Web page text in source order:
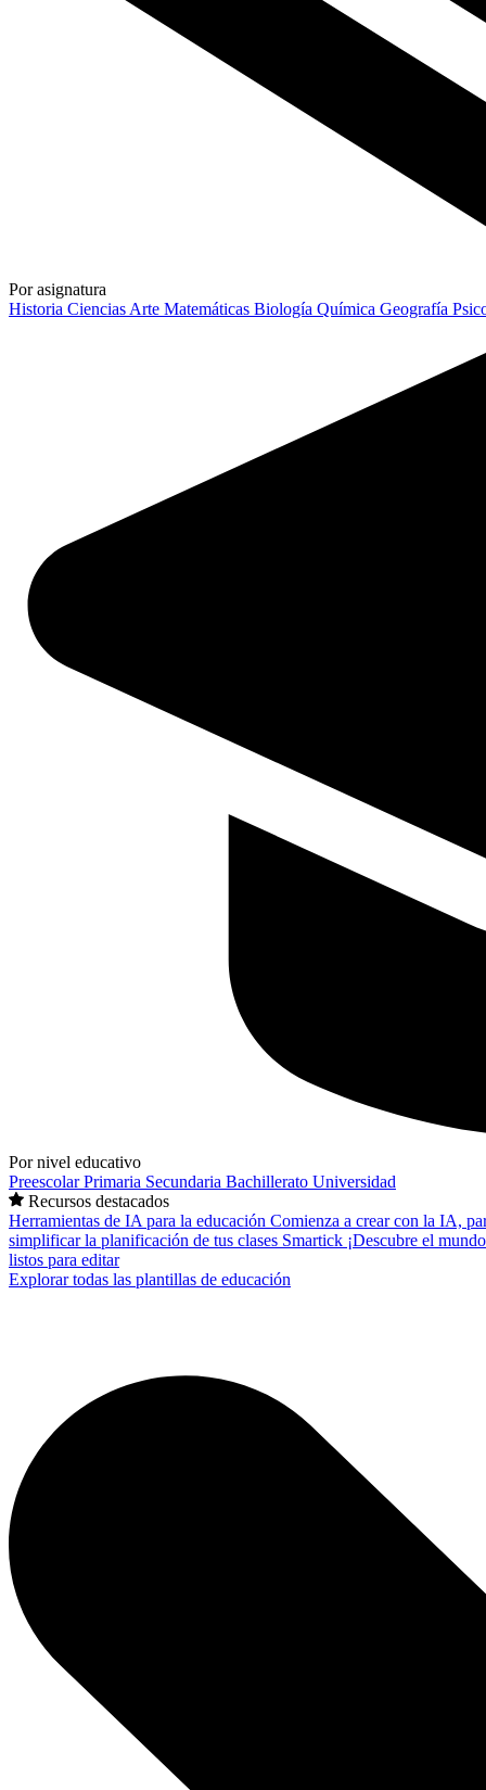
Por asignatura
Historia Ciencias Arte Matemáticas Biología Química Geografía
Por nivel educativo
PreescolarPrimaria Secundaria Bachillerato Universidad
Recursos destacados
Herramientas de IA para la educación Comienza a crear con la IA,
simplificar la planificación de tus clases Smartick ¡Descubre el
listos para editar
Explorar todas las plantillas de educación